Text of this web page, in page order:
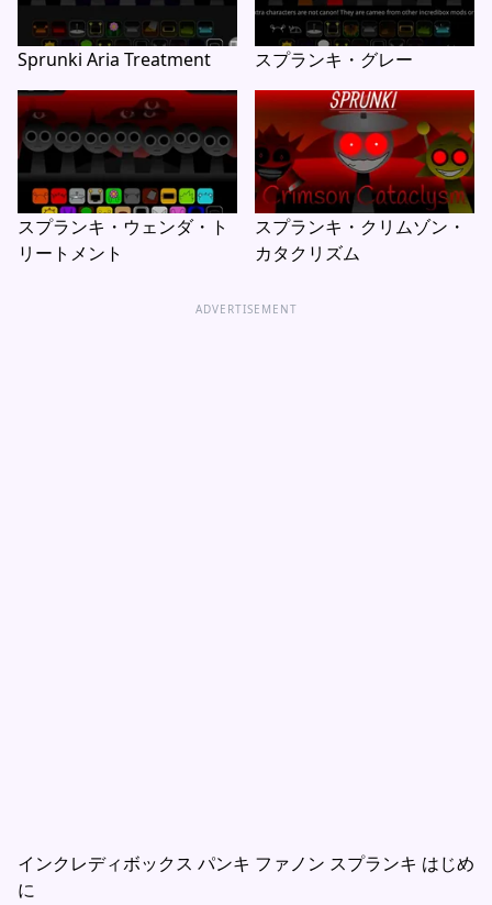
Sprunki Aria Treatment スプランキ・グレー
スプランキ・ウェンダ・ト
リートメント
スプランキ・クリムゾン・
カタクリズム
ADVERTISEMENT
インクレディボックス パンキ ファノン スプランキ はじめ
に